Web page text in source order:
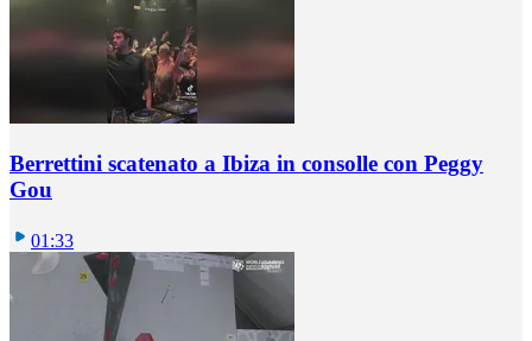
Berrettini scatenato a Ibiza in consolle con Peggy
Gou
01:33